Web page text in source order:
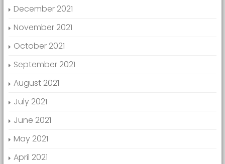
December 2021
November 2021
October 2021
September 2021
August 2021
July 2021
June 2021
May 2021
April 2021